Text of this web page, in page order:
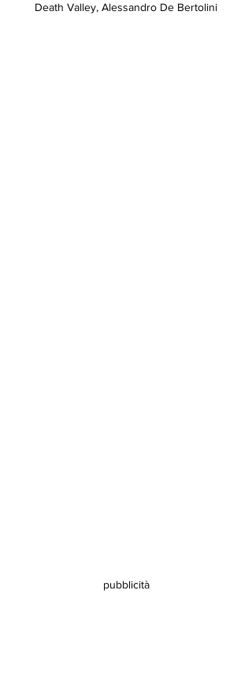
Death Valley, Alessandro De Bertolini
pubblicità